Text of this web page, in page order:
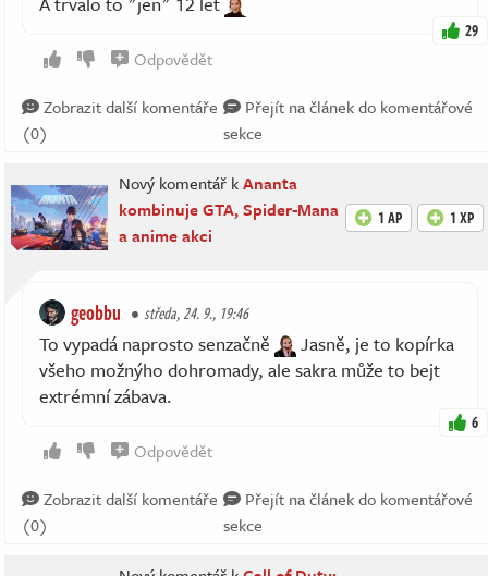
29
Odpovědět
Zobrazit další komentáře
(0)
Přejít na článek do komentářové
sekce
Nový komentář kAnanta
kombinuje GTA, Spider-Mana
a anime akci
1 AP 1 XP
geobbu středa, 24. 9., 19:46
To vypadá naprosto senzačně
Jasně, je to kopírka
všeho možnýho dohromady, ale sakra může to bejt
extrémní zábava.
6
Odpovědět
Zobrazit další komentáře
(0)
Přejít na článek do komentářové
sekce